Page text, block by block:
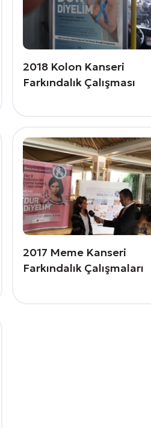
2018 Kolon Kanseri
Farkındalık Çalışması
2017 Meme Kanseri
Farkındalık Çalışmaları